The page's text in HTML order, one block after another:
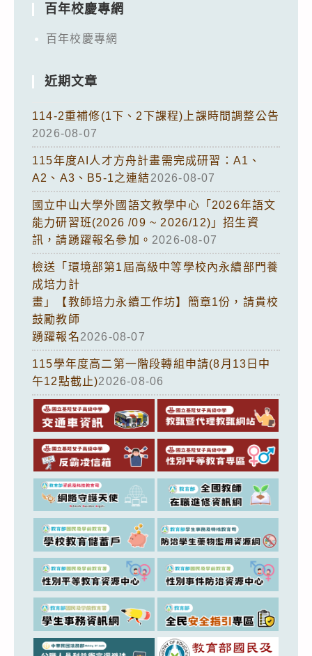
百年校慶專網
百年校慶專網
近期文章
114-2重補修(1下、2下課程)上課時間調整公告
2026-08-07
115年度AI人才方舟計畫需完成研習：A1、
A2、A3、B5-1之連結2026-08-07
國立中山大學外國語文教學中心「2026年語文
能力研習班(2026 /09 ~ 2026/12)」招生資
訊，請踴躍報名參加。 2026-08-07
檢送「環境部第1屆高級中等學校內永續部門養
成培力計
畫」【教師培力永續工作坊】簡章1份，請貴校
鼓勵教師
踴躍報名2026-08-07
115學年度高二第一階段轉組申請(8月13日中
午12點截止)2026-08-06